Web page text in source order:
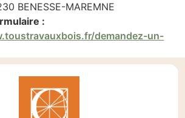
BENESSE-MAREMNE
:
demandez-un-